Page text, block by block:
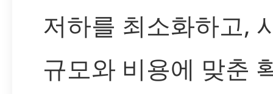
저하를 최소화하고,
규모와 비용에 맞춘